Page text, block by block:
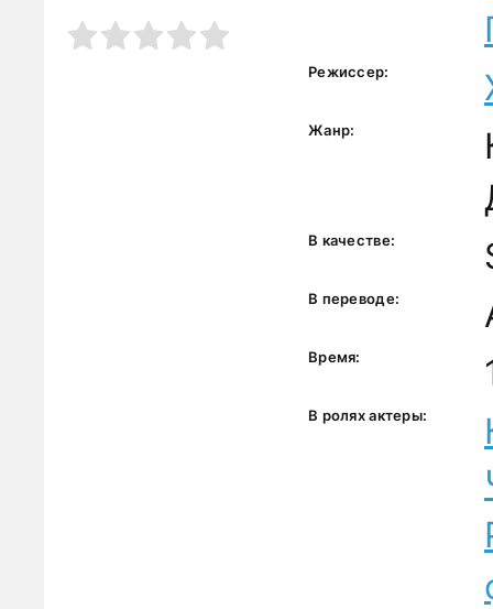
5
Режиссер:
Жанр:
В качестве:
В переводе:
Время:
В ролях актеры: